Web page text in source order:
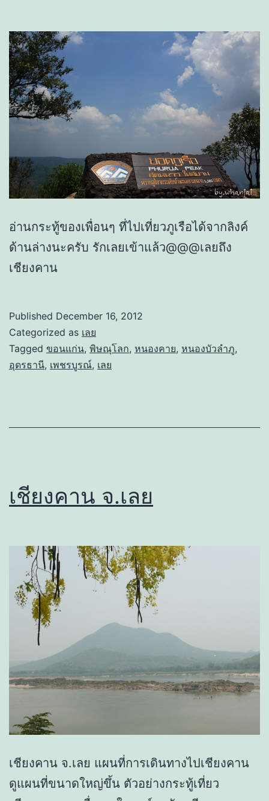
อ่านกระทู้ของเพื่อนๆ ที่ไปเที่ยวภูเรือได้จากลิงค์
ด้านล่างนะครับ รักเลยเข้าแล้ว@@@เลยถึง
เชียงคาน
Published December 16, 2012
Categorized as เลย
Tagged ขอนแก่น, พิษณุโลก, หนองคาย, หนองบัวลำภู,
อุดรธานี, เพชรบูรณ์, เลย
เชียงคาน จ.เลย
เชียงคาน จ.เลย แผนที่การเดินทางไปเชียงคาน
ดูแผนที่ขนาดใหญ่ขึ้น ตัวอย่างกระทู้เที่ยว